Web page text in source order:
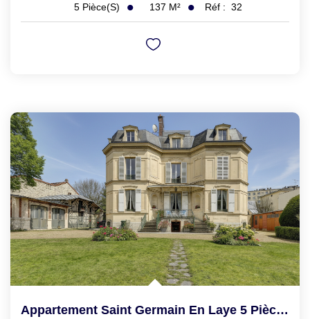
5 Pièce(s) 137 M² Réf : 32
Appartement Saint Germain En Laye 5 Pièce(s) 144.31 M2